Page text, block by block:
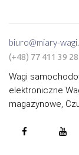
biuro@miary-
(+48) 77 411 39 28
Wagi
elektroniczne
magazynowe,